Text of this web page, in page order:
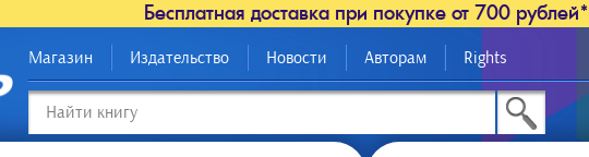
Бесплатная доставка при покупке от 700 рублей*
Магазин Издательство Новости Авторам Rights